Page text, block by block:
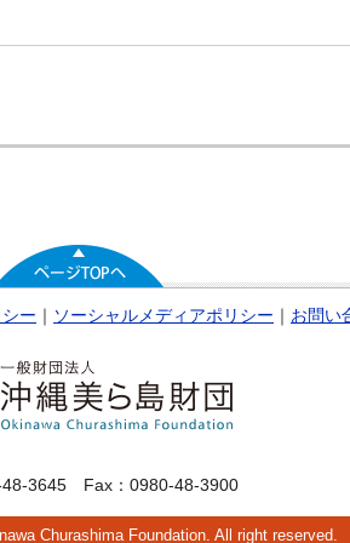
ー ｜ ソーシャルメディアポリシー ｜ お問い
48-3645 Fax：0980-48-3900
Churashima Foundation. All right reserved.